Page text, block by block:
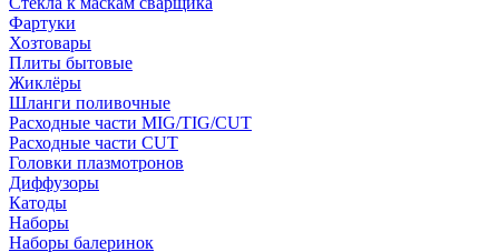
Фартуки
Хозтовары
Плиты бытовые
Жиклёры
Шланги поливочные
Расходные части MIG/TIG/CUT
Расходные части CUT
Головки плазмотронов
Диффузоры
Катоды
Наборы
Наборы балеринок